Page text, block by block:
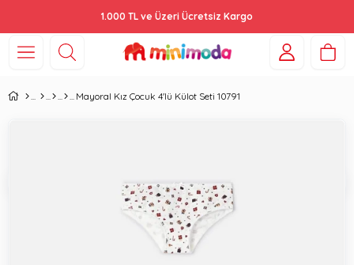
1.000 TL ve Üzeri Ücretsiz Kargo
Mayoral Kız Çocuk 4'lü Külot Seti 10791